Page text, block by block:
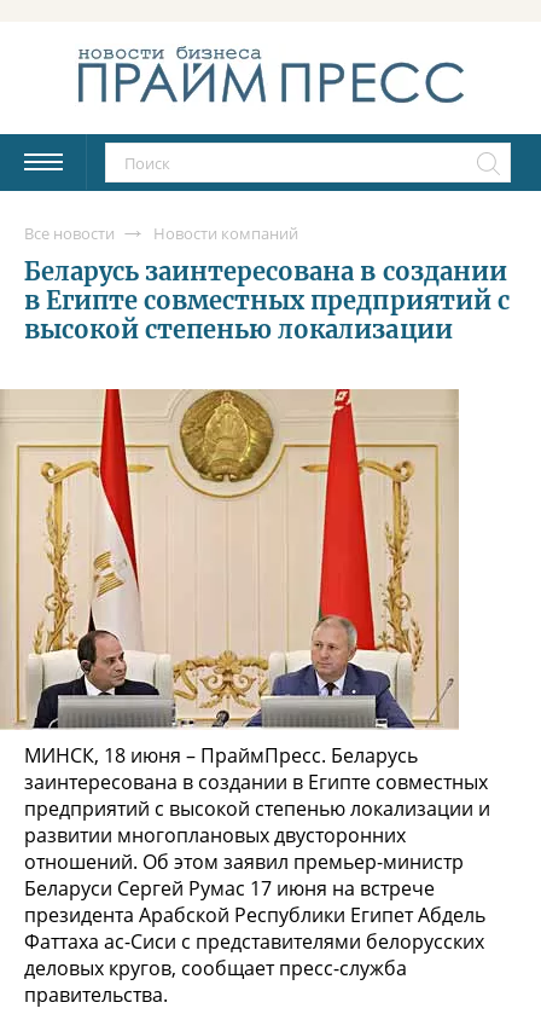
Все новости Новости компаний
Беларусь заинтересована в создании
в Египте совместных предприятий с
высокой степенью локализации
МИНСК, 18 июня – ПраймПресс. Беларусь
заинтересована в создании в Египте совместных
предприятий с высокой степенью локализации и
развитии многоплановых двусторонних
отношений. Об этом заявил премьер-министр
Беларуси Сергей Румас 17 июня на встрече
президента Арабской Республики Египет Абдель
Фаттаха ас-Сиси с представителями белорусских
деловых кругов, сообщает пресс-служба
правительства.